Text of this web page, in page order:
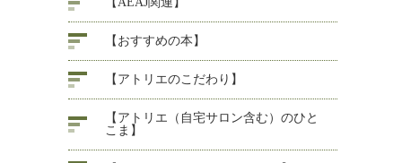
【おすすめの本】
【アトリエのこだわり】
【アトリエ（自宅サロン含む）のひと
こま】